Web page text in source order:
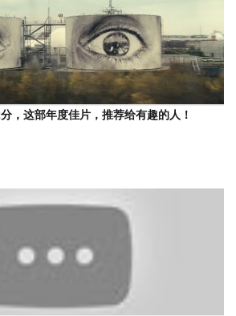
，这部年度佳片，推荐给有趣的人！